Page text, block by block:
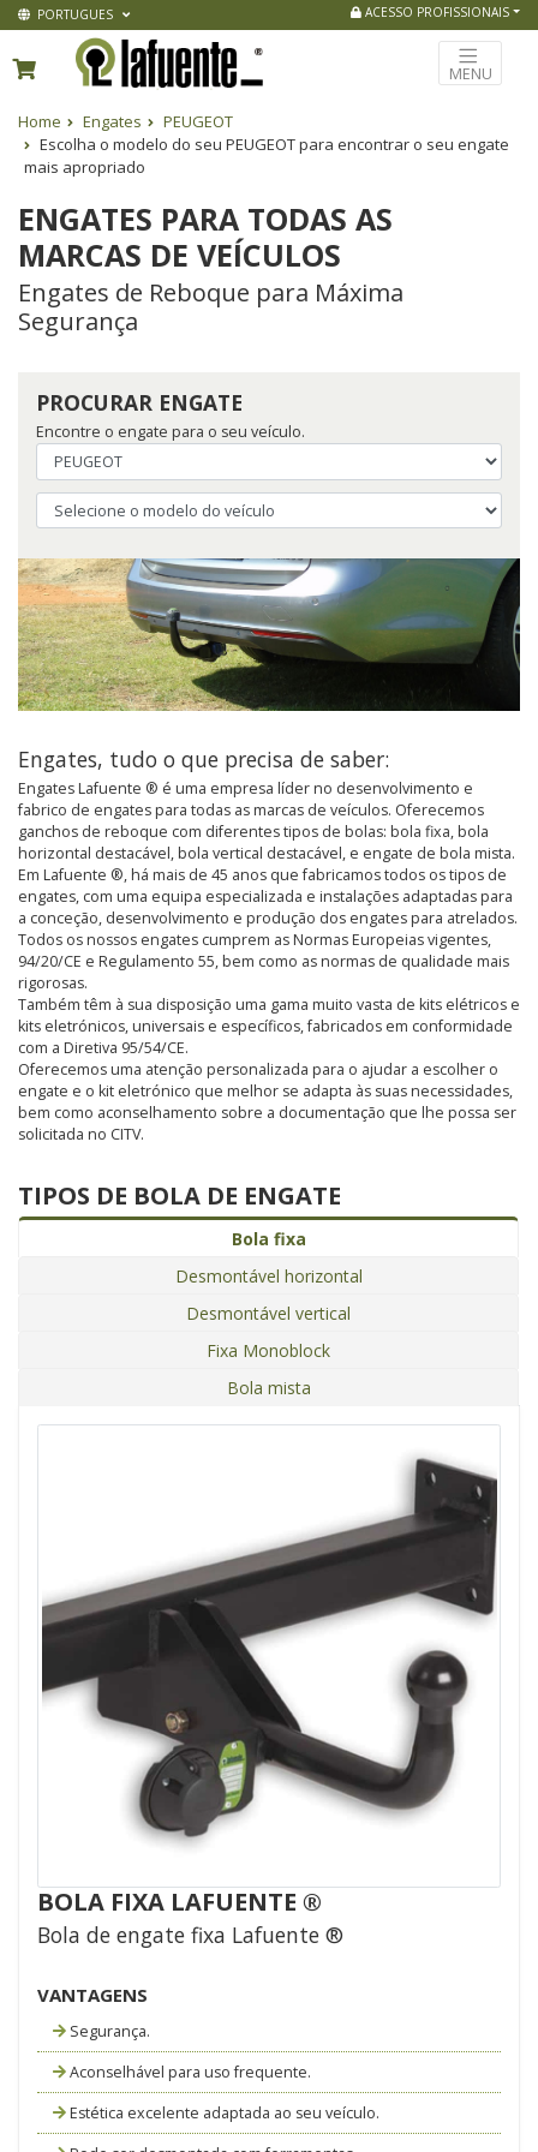
PORTUGUES ACESSO PROFISSIONAIS
MENU
Home Engates
PEUGEOT
Escolha o modelo do seu PEUGEOT para encontrar o seu engate
mais apropriado
ENGATES PARA TODAS AS
MARCAS DE VEÍCULOS
Engates de Reboque para Máxima
Segurança
PROCURAR ENGATE
Encontre o engate para o seu veículo.
Engates, tudo o que precisa de saber:
Engates Lafuente ® é uma empresa líder no desenvolvimento e
fabrico de engates para todas as marcas de veículos. Oferecemos
ganchos de reboque com diferentes tipos de bolas: bola fixa, bola
horizontal destacável, bola vertical destacável, e engate de bola mista.
Em Lafuente ®, há mais de 45 anos que fabricamos todos os tipos de
engates, com uma equipa especializada e instalações adaptadas para
a conceção, desenvolvimento e produção dos engates para atrelados.
Todos os nossos engates cumprem as Normas Europeias vigentes,
94/20/CE e Regulamento 55, bem como as normas de qualidade mais
rigorosas.
Também têm à sua disposição uma gama muito vasta de kits elétricos e
kits eletrónicos, universais e específicos, fabricados em conformidade
com a Diretiva 95/54/CE.
Oferecemos uma atenção personalizada para o ajudar a escolher o
engate e o kit eletrónico que melhor se adapta às suas necessidades,
bem como aconselhamento sobre a documentação que lhe possa ser
solicitada no CITV.
TIPOS DE BOLA DE ENGATE
Bola fixa
Desmontável horizontal
Desmontável vertical
Fixa Monoblock
Bola mista
BOLA FIXA LAFUENTE ®
Bola de engate fixa Lafuente ®
VANTAGENS
Segurança.
Aconselhável para uso frequente.
Estética excelente adaptada ao seu veículo.